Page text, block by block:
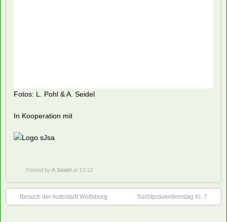
Fotos: L. Pohl & A. Seidel
In Kooperation mit
Posted by A.Seidel at 13:12
Besuch der Autostadt Wolfsburg Suchtpräventionstag Kl. 7